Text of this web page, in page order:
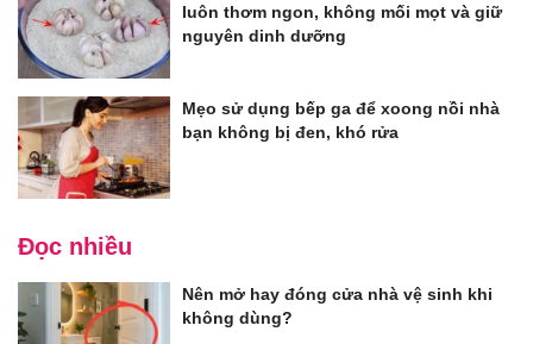
luôn thơm ngon, không mối mọt và giữ
nguyên dinh dưỡng
Mẹo sử dụng bếp ga để xoong nồi nhà
bạn không bị đen, khó rửa
Đọc nhiều
Nên mở hay đóng cửa nhà vệ sinh khi
không dùng?